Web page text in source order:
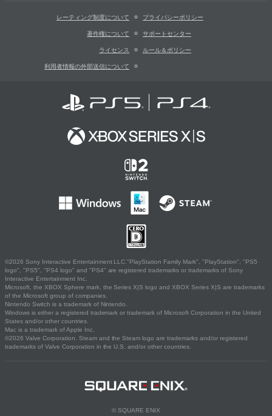
レーティング制度について プライバシーポリシー
著作権について サポートセンター
ライセンス ルール＆ポリシー
利用者情報の外部送信について
©2026 Sony Interactive Entertainment LLC."PlayStation Family Mark", "PlayStation", "PS5
logo", "PS5", "PS4 logo" and "PS4" are registered trademarks or trademarks of Sony
Interactive Entertainment Inc.
Microsoft, the XBOX Sphere mark, the Series X|S logo and XBOX Series X|S are trademarks
of the Microsoft group of companies.
Nintendo Switch is a trademark of Nintendo.
Windows is either a registered trademark or trademark of Microsoft Corporation in the United
States and/or other countries.
Mac is a trademark of Apple Inc.
©2026 Valve Corporation. Steam and the Steam logo are trademarks and/or registered
trademarks of Valve Corporation in the U.S. and/or other countries.
© SQUARE ENIX